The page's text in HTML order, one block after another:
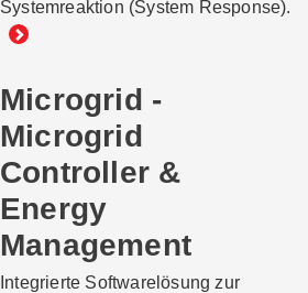
Systemreaktion (System Response).
Microgrid -
Microgrid
Controller &
Energy
Management
Integrierte Softwarelösung zur